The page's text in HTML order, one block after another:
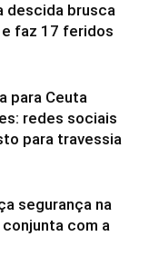
descida brusca
e faz 17 feridos
para Ceuta
redes sociais
para travessia
segurança na
com a